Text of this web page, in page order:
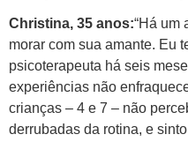
Christina, 35 anos:“Há um
morar com sua amante. Eu
psicoterapeuta há seis
experiências não
crianças – 4 e 7 – não
derrubadas da rotina, e